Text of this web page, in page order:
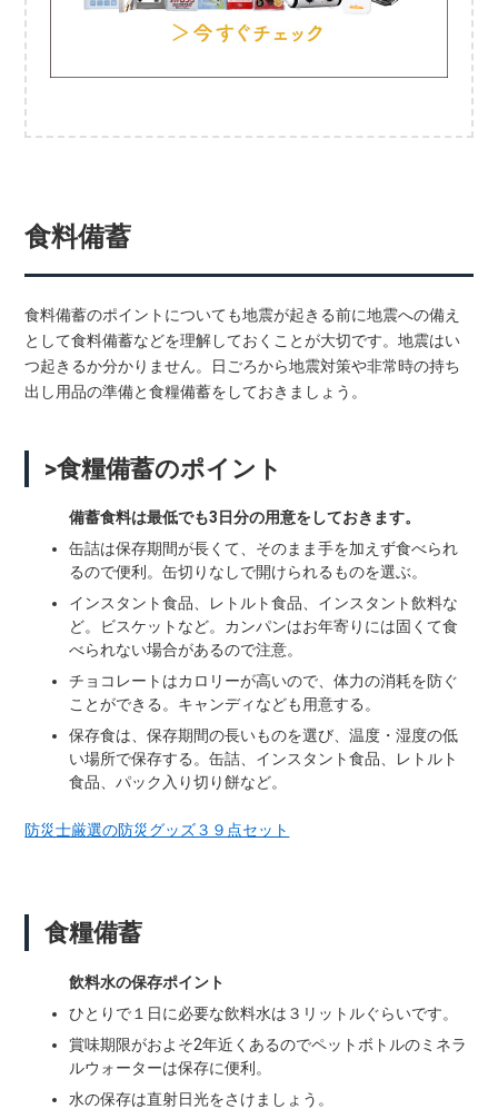
食料備蓄
食料備蓄のポイントについても地震が起きる前に地震への備え
として食料備蓄などを理解しておくことが大切です。地震はい
つ起きるか分かりません。日ごろから地震対策や非常時の持ち
出し用品の準備と食糧備蓄をしておきましょう。
>食糧備蓄のポイント
備蓄食料は最低でも3日分の用意をしておきます。
缶詰は保存期間が長くて、そのまま手を加えず食べられ
るので便利。缶切りなしで開けられるものを選ぶ。
インスタント食品、レトルト食品、インスタント飲料な
ど。ビスケットなど。カンパンはお年寄りには固くて食
べられない場合があるので注意。
チョコレートはカロリーが高いので、体力の消耗を防ぐ
ことができる。キャンディなども用意する。
保存食は、保存期間の長いものを選び、温度・湿度の低
い場所で保存する。缶詰、インスタント食品、レトルト
食品、パック入り切り餅など。
防災士厳選の防災グッズ３９点セット
食糧備蓄
飲料水の保存ポイント
ひとりで１日に必要な飲料水は３リットルぐらいです。
賞味期限がおよそ2年近くあるのでペットボトルのミネラ
ルウォーターは保存に便利。
水の保存は直射日光をさけましょう。